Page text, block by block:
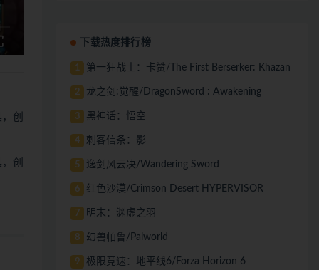
创
创
下载热度排行榜
1 第一狂战士：卡赞/The First Berserker: Khazan
2 龙之剑:觉醒/DragonSword : Awakening
3 黑神话：悟空
4 刺客信条：影
5 逸剑风云决/Wandering Sword
6 红色沙漠/Crimson Desert HYPERVISOR
7 明末：渊虚之羽
8 幻兽帕鲁/Palworld
9 极限竞速：地平线6/Forza Horizon 6